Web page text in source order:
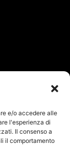
e/o accedere alle
l'esperienza di
Il consenso a
il comportamento
73
45
40
36